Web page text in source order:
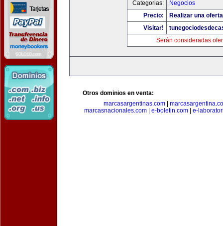
Categorias:
Negocios
Precio:
Realizar una
Visitar!
Serán consideradas
Otros dominios en venta:
marcasargentinas.com
marcasnacionales.com| e-boletin.com| e-